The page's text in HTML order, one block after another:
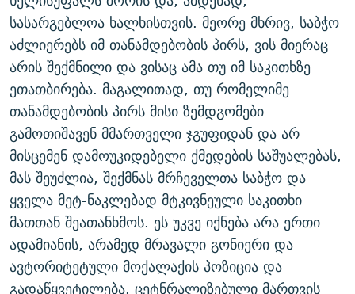
სასარგებლოა ხალხისთვის. მეორე მხრივ, საბჭო
აძლიერებს იმ თანამდებობის პირს, ვის მიერაც
არის შექმნილი და ვისაც ამა თუ იმ საკითხზე
ეთათბირება. მაგალითად, თუ რომელიმე
თანამდებობის პირს მისი ზემდგომები
გამოთიშავენ მმართველი ჯგუფიდან და არ
მისცემენ დამოუკიდებელი ქმედების საშუალებას,
მას შეუძლია, შექმნას მრჩეველთა საბჭო და
ყველა მეტ-ნაკლებად მტკივნეული საკითხი
მათთან შეათანხმოს. ეს უკვე იქნება არა ერთი
ადამიანის, არამედ მრავალი გონიერი და
ავტორიტეტული მოქალაქის პოზიცია და
გადაწყვეტილება. ცეტნრალიზებული მართვის